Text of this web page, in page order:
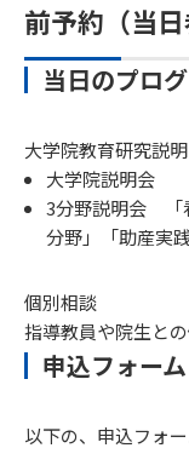
前予約（当日
当日のプロ
大学院教育研究説明
大学院説明会
3分野説明会 「
分野」「助産実
個別相談
指導教員や院生と
申込フォーム
以下の、申込フォ